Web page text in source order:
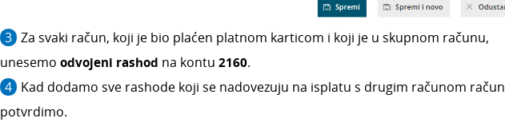
Za svaki račun, koji je bio plaćen platnom karticom i koji je u skupnom računu,
unesemo odvojeni rashod na kontu 2160.
Kad dodamo sve rashode koji se nadovezuju na isplatu s drugim računom račun
potvrdimo.